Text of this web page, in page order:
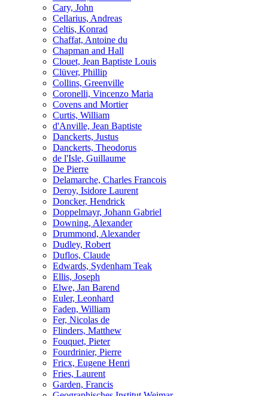
Cary, John
Cellarius, Andreas
Celtis, Konrad
Chaffat, Antoine du
Chapman and Hall
Clouet, Jean Baptiste Louis
Clüver, Phillip
Collins, Greenville
Coronelli, Vincenzo Maria
Covens and Mortier
Curtis, William
d'Anville, Jean Baptiste
Danckerts, Justus
Danckerts, Theodorus
de l'Isle, Guillaume
De Pierre
Delamarche, Charles Francois
Deroy, Isidore Laurent
Doncker, Hendrick
Doppelmayr, Johann Gabriel
Downing, Alexander
Drummond, Alexander
Dudley, Robert
Duflos, Claude
Edwards, Sydenham Teak
Ellis, Joseph
Elwe, Jan Barend
Euler, Leonhard
Faden, William
Fer, Nicolas de
Flinders, Matthew
Fouquet, Pieter
Fourdrinier, Pierre
Fricx, Eugene Henri
Fries, Laurent
Garden, Francis